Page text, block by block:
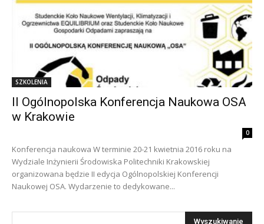
SZKOLENIA
II Ogólnopolska Konferencja Naukowa OSA
w Krakowie
0
Konferencja naukowa W terminie 20-21 kwietnia 2016 roku na
Wydziale Inżynierii Środowiska Politechniki Krakowskiej
organizowana będzie II edycja Ogólnopolskiej Konferencji
Naukowej OSA. Wydarzenie to dedykowane...